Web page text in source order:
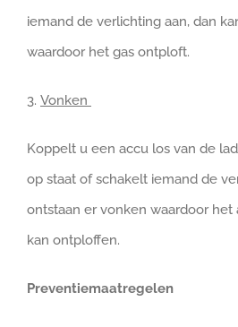
iemand de verlichting aan, dan
waardoor het gas ontploft.
3. Vonken
Koppelt u een accu los van de
op staat of schakelt iemand de
ontstaan er vonken waardoor het
kan ontploffen.
Preventiemaatregelen